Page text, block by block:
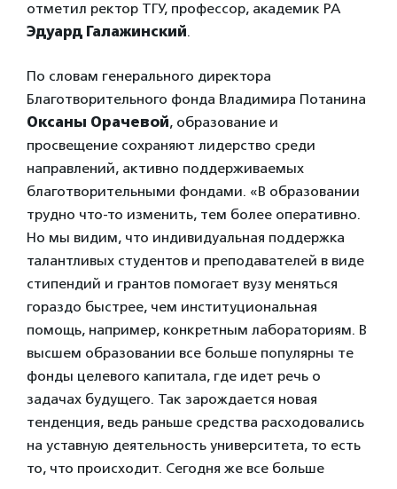
отметил ректор ТГУ, профессор, академик РА
Эдуард Галажинский.
По словам генерального директора
Благотворительного фонда Владимира Потанина
Оксаны Орачевой, образование и
просвещение сохраняют лидерство среди
направлений, активно поддерживаемых
благотворительными фондами. «В образовании
трудно что-то изменить, тем более оперативно.
Но мы видим, что индивидуальная поддержка
талантливых студентов и преподавателей в виде
стипендий и грантов помогает вузу меняться
гораздо быстрее, чем институциональная
помощь, например, конкретным лабораториям. В
высшем образовании все больше популярны те
фонды целевого капитала, где идет речь о
задачах будущего. Так зарождается новая
тенденция, ведь раньше средства расходовались
на уставную деятельность университета, то есть
то, что происходит. Сегодня же все больше